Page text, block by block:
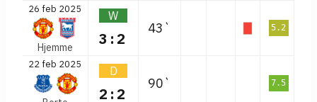
26 feb 2025
Hjemme
W
3:2
43` 5.2
22 feb 2025 D
2:2
90` 7.5